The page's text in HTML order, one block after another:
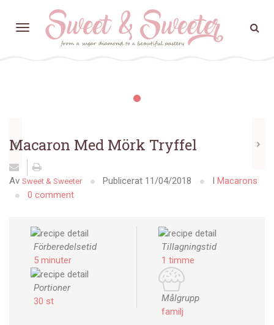
Macaron Med Mörk Tryffel
Av Sweet & Sweeter Publicerat 11/04/2018 I Macarons
0 comment
Förberedelsetid
5 minuter
Tillagningstid
1 timme
Portioner
30 st
Målgrupp
familj